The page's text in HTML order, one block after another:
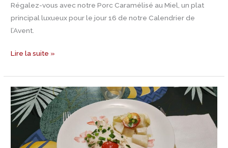
Régalez-vous avec notre Porc Caramélisé au Miel, un plat
principal luxueux pour le jour 16 de notre Calendrier de
l’Avent.
Lire la suite »
Jour
12
Calendrier
l’Avent